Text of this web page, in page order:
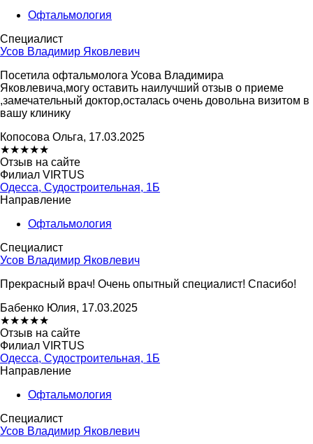
Офтальмология
Специалист
Усов Владимир Яковлевич
Посетила офтальмолога Усова Владимира
Яковлевича,могу оставить наилучший отзыв о приеме
,замечательный доктор,осталась очень довольна визитом в
вашу клинику
Копосова Ольга, 17.03.2025
★★★★★
Отзыв на сайте
Филиал VIRTUS
Одесса, Судостроительная, 1Б
Направление
Офтальмология
Специалист
Усов Владимир Яковлевич
Прекрасный врач! Очень опытный специалист! Спасибо!
Бабенко Юлия, 17.03.2025
★★★★★
Отзыв на сайте
Филиал VIRTUS
Одесса, Судостроительная, 1Б
Направление
Офтальмология
Специалист
Усов Владимир Яковлевич